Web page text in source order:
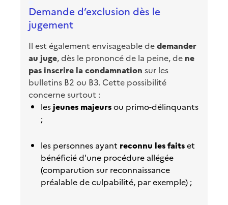
Demande d’exclusion dès le
jugement
Il est également envisageable dedemander
au juge, dès le prononcé de la peine, de ne
pas inscrire la condamnation sur les
bulletins B2 ou B3. Cette possibilité
concerne surtout :
lesjeunes majeursou primo-délinquants
;
les personnes ayant reconnu les faitset
bénéficié d'une procédure allégée
(comparution sur reconnaissance
préalable de culpabilité, par exemple) ;